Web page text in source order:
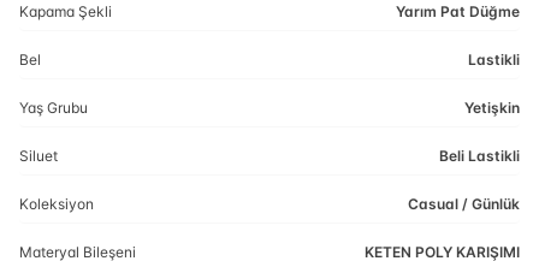
Kapama Şekli Yarım Pat Düğme
Bel Lastikli
Yaş Grubu Yetişkin
Siluet Beli Lastikli
Koleksiyon Casual / Günlük
Materyal Bileşeni KETEN POLY KARIŞIMI